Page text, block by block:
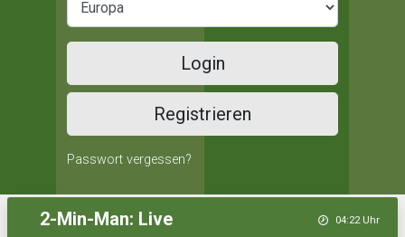
Login
Registrieren
Passwort vergessen?
2-Min-Man: Live 04:22 Uhr